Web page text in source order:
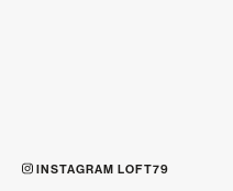
INSTAGRAM LOFT79